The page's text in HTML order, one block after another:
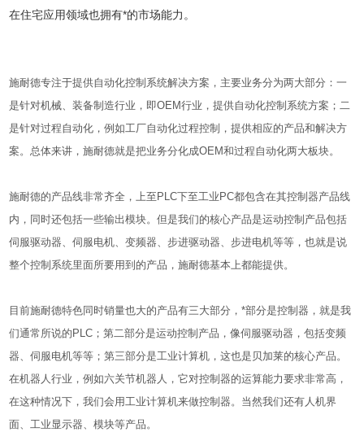
在住宅应用领域也拥有*的市场能力。
施耐德专注于提供自动化控制系统解决方案，主要业务分为两大部分：一
是针对机械、装备制造行业，即OEM行业，提供自动化控制系统方案；二
是针对过程自动化，例如工厂自动化过程控制，提供相应的产品和解决方
案。总体来讲，施耐德就是把业务分化成OEM和过程自动化两大板块。
施耐德的产品线非常齐全，上至PLC下至工业PC都包含在其控制器产品线
内，同时还包括一些输出模块。但是我们的核心产品是运动控制产品包括
伺服驱动器、伺服电机、变频器、步进驱动器、步进电机等等，也就是说
整个控制系统里面所要用到的产品，施耐德基本上都能提供。
目前施耐德特色同时销量也大的产品有三大部分，*部分是控制器，就是我
们通常所说的PLC；第二部分是运动控制产品，像伺服驱动器，包括变频
器、伺服电机等等；第三部分是工业计算机，这也是贝加莱的核心产品。
在机器人行业，例如六关节机器人，它对控制器的运算能力要求非常高，
在这种情况下，我们会用工业计算机来做控制器。当然我们还有人机界
面、工业显示器、模块等产品。